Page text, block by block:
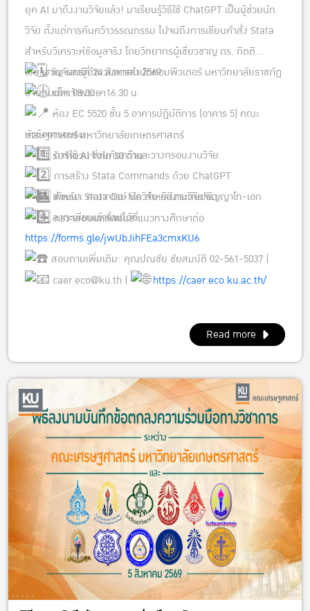
ยุค AI มาถึงงานวิจัยแล้ว! มาเรียนรู้วิธีใช้ ChatGPT เป็นผู้ช่วยนัก
วิจัย ตั้งแต่การค้นคว้าวรรณกรรม ไปจนถึงการเขียนคำสั่ง Stata
สำหรับวิเคราะห์ข้อมูลจริง โดยวิทยากรผู้เชี่ยวชาญ ดร. กิตติ
เชี่ยวชาญ รองผู้อำนวยการสำนักคอมพิวเตอร์ มหาวิทยาลัยราชภัฏ
บ้านสมเด็จเจ้าพระยา
วันจันทร์ที่ 24 สิงหาคม 2569
เวลา 08.30 – 16.30 น.
ห้อง EC 5520 ชั้น 5 อาคารปฏิบัติการ (อาคาร 5) คณะ
เศรษฐศาสตร์ มหาวิทยาลัยเกษตรศาสตร์
รับจำนวนจำกัด 30 ท่าน
หัวข้อการอบรม:
การใช้ AI ช่วยค้นคว้าและวางกรอบงานวิจัย
การสร้าง Stata Commands ด้วย ChatGPT
พัฒนา Stata Do-file สำหรับงานวิจัยจริง
ตรวจสอบผลลัพธ์และแนวทางศึกษาต่อ
สำหรับ: คณาจารย์ นักวิจัย นิสิตระดับปริญญาโท-เอก
ลงทะเบียนเข้าร่วมได้ที่:
https://forms.gle/jwUbJihFEa3cmxKU6
สอบถามเพิ่มเติม: คุณปณชัย ชัยสมบัติ 02-561-5037 |
caer.eco@ku.th |
https://caer.eco.ku.ac.th/
Read more